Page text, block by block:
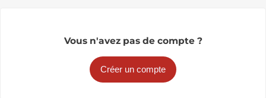
Vous n'avez pas de compte ?
Créer un compte